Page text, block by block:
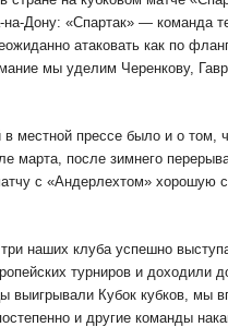
Дону: «Спартак» — команда
атаковать как по
мы уделим Черенкову,
местной прессе было и о том,
марта, после зимнего
с «Андерлехтом» хорошую
наших клуба успешно
турниров и доходили
выигрывали Кубок кубков, мы
и другие команды